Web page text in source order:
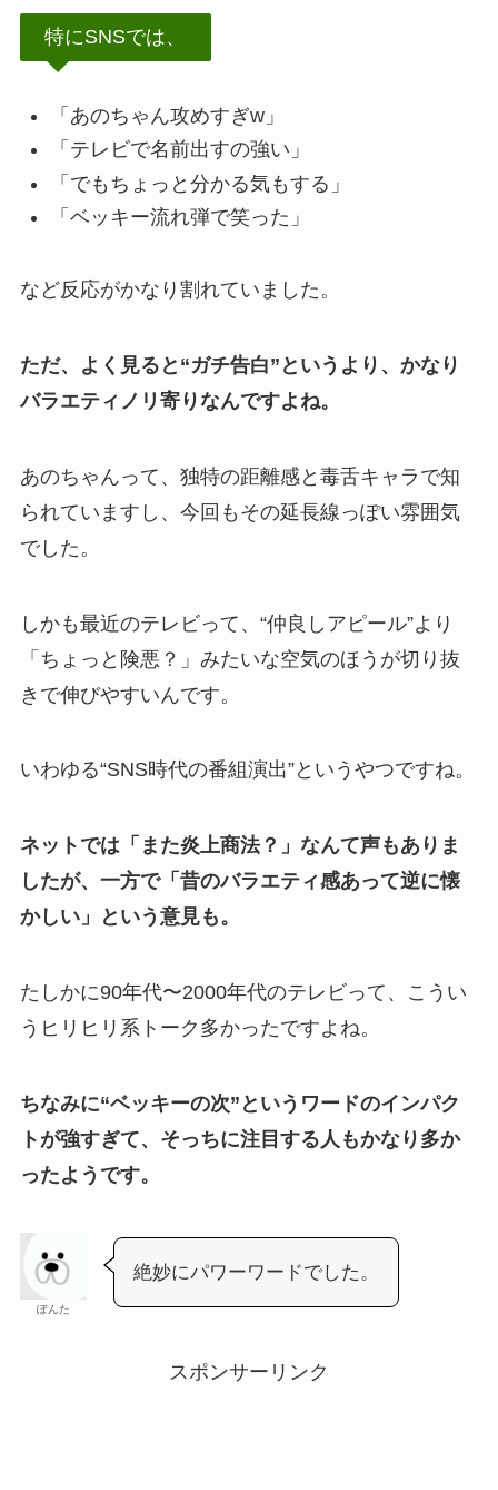
特にSNSでは、
「あのちゃん攻めすぎw」
「テレビで名前出すの強い」
「でもちょっと分かる気もする」
「ベッキー流れ弾で笑った」
など反応がかなり割れていました。
ただ、よく見ると“ガチ告白”というより、かなり
バラエティノリ寄りなんですよね。
あのちゃんって、独特の距離感と毒舌キャラで知
られていますし、今回もその延長線っぽい雰囲気
でした。
しかも最近のテレビって、“仲良しアピール”より
「ちょっと険悪？」みたいな空気のほうが切り抜
きで伸びやすいんです。
いわゆる“SNS時代の番組演出”というやつですね。
ネットでは「また炎上商法？」なんて声もありま
したが、一方で「昔のバラエティ感あって逆に懐
かしい」という意見も。
たしかに90年代〜2000年代のテレビって、こうい
うヒリヒリ系トーク多かったですよね。
ちなみに“ベッキーの次”というワードのインパク
トが強すぎて、そっちに注目する人もかなり多か
ったようです。
ぽんた
絶妙にパワーワードでした。
スポンサーリンク